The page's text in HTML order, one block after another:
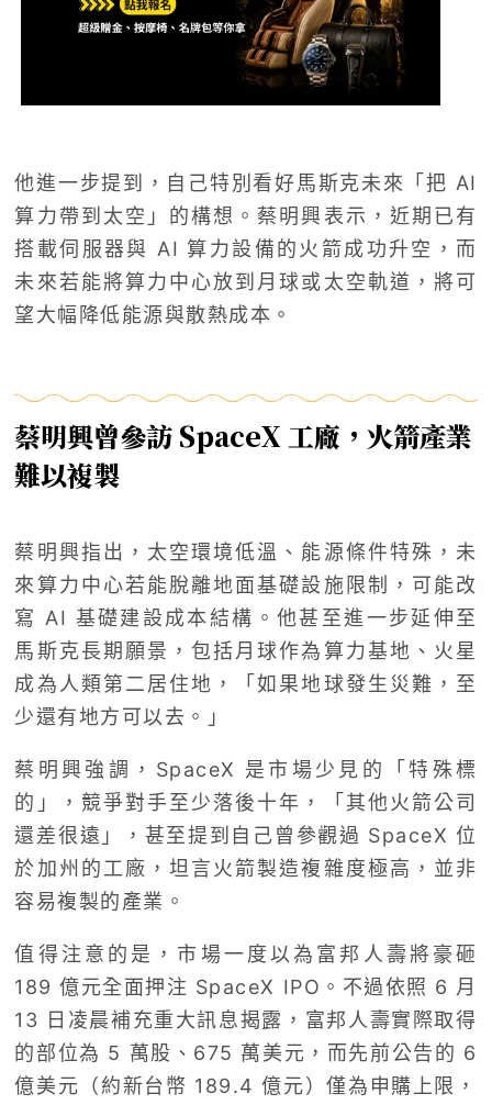
他進一步提到，自己特別看好馬斯克未來「把 AI
算力帶到太空」的構想。蔡明興表示，近期已有
搭載伺服器與 AI 算力設備的火箭成功升空，而
未來若能將算力中心放到月球或太空軌道，將可
望大幅降低能源與散熱成本。
蔡明興曾參訪 SpaceX 工廠，火箭產業
難以複製
蔡明興指出，太空環境低溫、能源條件特殊，未
來算力中心若能脫離地面基礎設施限制，可能改
寫 AI 基礎建設成本結構。他甚至進一步延伸至
馬斯克長期願景，包括月球作為算力基地、火星
成為人類第二居住地，「如果地球發生災難，至
少還有地方可以去。」
蔡明興強調，SpaceX 是市場少見的「特殊標
的」，競爭對手至少落後十年，「其他火箭公司
還差很遠」，甚至提到自己曾參觀過 SpaceX 位
於加州的工廠，坦言火箭製造複雜度極高，並非
容易複製的產業。
值得注意的是，市場一度以為富邦人壽將豪砸
189 億元全面押注 SpaceX IPO。不過依照 6 月
13 日凌晨補充重大訊息揭露，富邦人壽實際取得
的部位為 5 萬股、675 萬美元，而先前公告的 6
億美元（約新台幣 189.4 億元）僅為申購上限，